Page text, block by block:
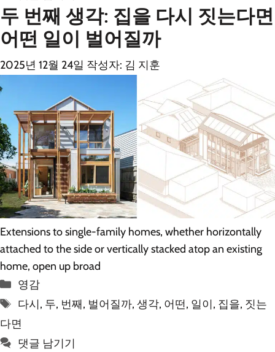
두 번째 생각: 집을 다시 짓는다면
어떤 일이 벌어질까
2025년 12월 24일 작성자: 김 지훈
Extensions to single-family homes, whether horizontally
attached to the side or vertically stacked atop an existing
home, open up broad
카
테
리
영감
태
그
다시, 두, 번째, 벌어질까, 생각, 어떤, 일이, 집을, 짓는
다면
댓글 남기기